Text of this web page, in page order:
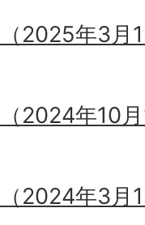
2025年3月
2024年10
2024年3月